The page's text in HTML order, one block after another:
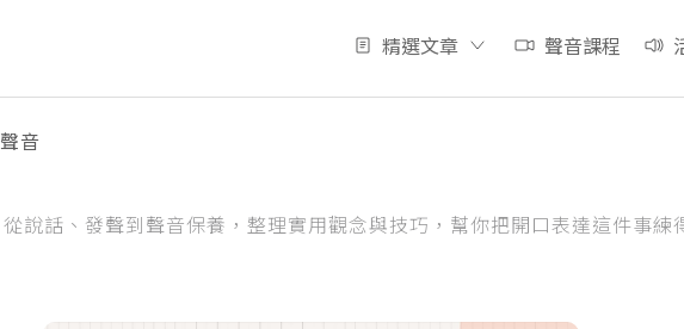
精選文章 聲音課程
聲音
從說話、發聲到聲音保養，整理實用觀念與技巧，幫你把開口表達這件事練